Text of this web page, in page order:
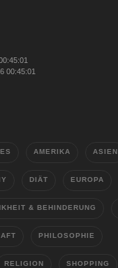
00:45:01
AMERIKA ASIEN
DIÄT EUROPA
& BEHINDERUNG
PHILOSOPHIE
RELIGION SHOPPING